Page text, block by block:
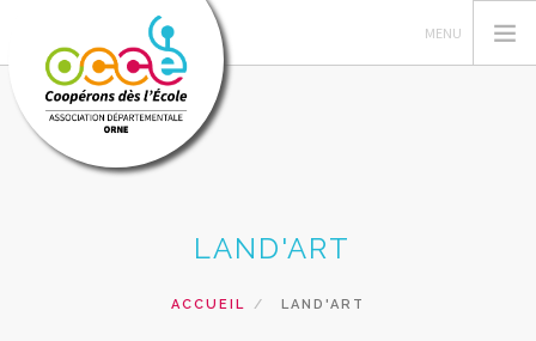
GERER SA COOPERATIVELAND'ART
ACCUEIL LAND'ART